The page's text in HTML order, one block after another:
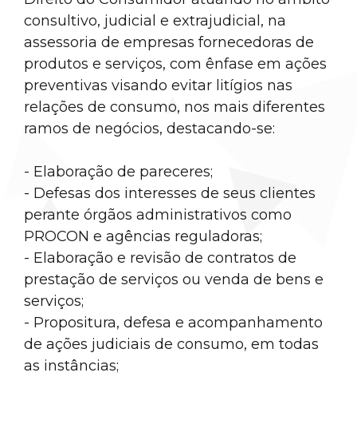
consultivo, judicial e extrajudicial, na
assessoria de empresas fornecedoras de
produtos e serviços, com ênfase em ações
preventivas visando evitar litígios nas
relações de consumo, nos mais diferentes
ramos de negócios, destacando-se:
- Elaboração de pareceres;
- Defesas dos interesses de seus clientes
perante órgãos administrativos como
PROCON e agências reguladoras;
- Elaboração e revisão de contratos de
prestação de serviços ou venda de bens e
serviços;
- Propositura, defesa e acompanhamento
de ações judiciais de consumo, em todas
as instâncias;